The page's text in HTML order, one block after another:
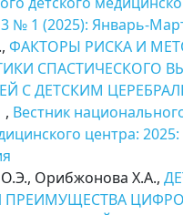
№ 1 (2025): Январь-
ФАКТОРЫ РИСКА И
СПАСТИЧЕСКОГО
С ДЕТСКИМ
, Вестник
центра: 2025:
Орибжонова Х.А.,
ПРЕИМУЩЕСТВА